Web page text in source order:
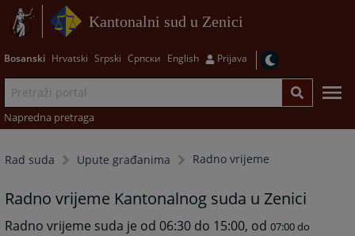
Kantonalni sud u Zenici
Bosanski Hrvatski Srpski Српски English Prijava
Napredna pretraga
Rad suda Upute građanima Radno vrijeme
Radno vrijeme Kantonalnog suda u Zenici
Radno vrijeme suda je od 06:30 do 15:00, od07:00 do